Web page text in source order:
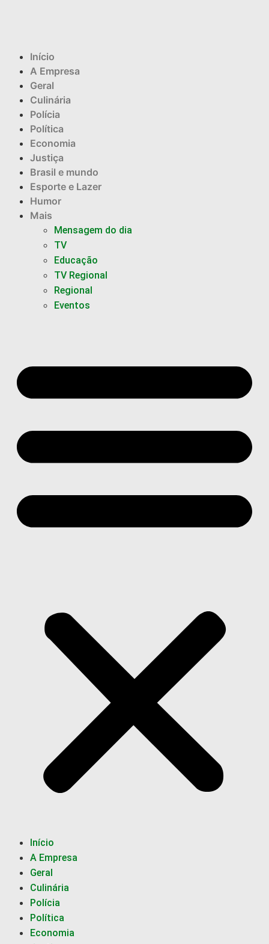
Início
A Empresa
Geral
Culinária
Polícia
Política
Economia
Justiça
Brasil e mundo
Esporte e Lazer
Humor
Mais
Mensagem do dia
TV
Educação
TV Regional
Regional
Eventos
Início
A Empresa
Geral
Culinária
Polícia
Política
Economia